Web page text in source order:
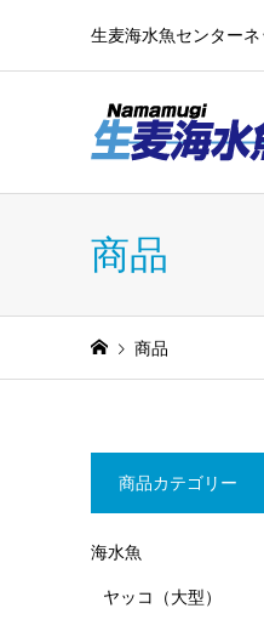
生麦海水魚センター
商品
商品
商品カテゴリー
海水魚
ヤッコ（大型）